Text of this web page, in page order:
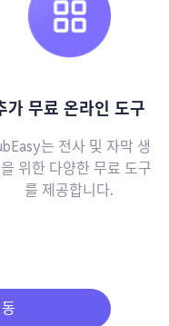
가 무료 온라인 도구
는 전사 및 자막 생
위한 다양한 무료 도구
를 제공합니다.